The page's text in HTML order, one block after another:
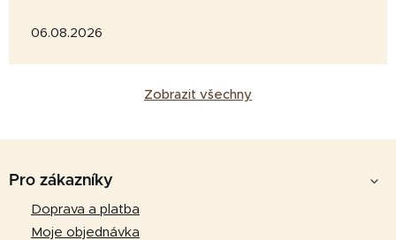
06.08.2026
Zobrazit všechny
Pro zákazníky
Doprava a platba
Moje objednávka